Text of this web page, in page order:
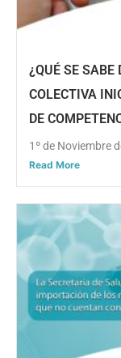
¿QUÉ SE SABE
COLECTIVA
DE
1º de Noviembre
Read More